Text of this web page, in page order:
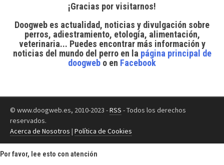
¡Gracias por visitarnos!
Doogweb es actualidad, noticias y divulgación sobre
perros, adiestramiento, etología, alimentación,
veterinaria... Puedes encontrar más información y
noticias del mundo del perroen la página principal de
doogweb o en Facebook
© www.doogweb.es, 2010-2023 -RSS - Todos los derechos
reservados.
Acerca de Nosotros | Política de Cookies
Por favor, lee esto con atención